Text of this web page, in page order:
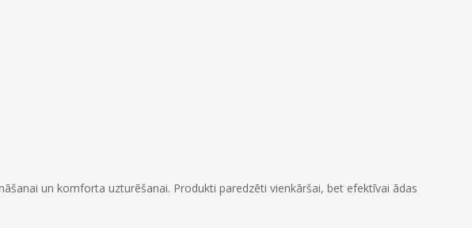
un komforta uzturēšanai. Produkti paredzēti vienkāršai, bet efektīvai ādas